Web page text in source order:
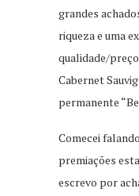
grandes
riqueza e uma
qualidade/
Cabernet
permanente
Comecei
premiações
escrevo por